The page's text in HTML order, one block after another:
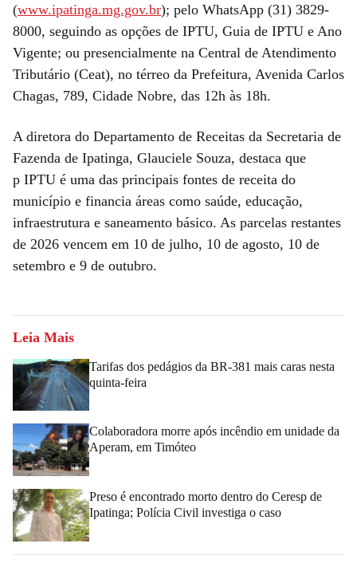
(www.ipatinga.mg.gov.br); pelo WhatsApp (31) 3829-
8000, seguindo as opções de IPTU, Guia de IPTU e Ano
Vigente; ou presencialmente na Central de Atendimento
Tributário (Ceat), no térreo da Prefeitura, Avenida Carlos
Chagas, 789, Cidade Nobre, das 12h às 18h.
A diretora do Departamento de Receitas da Secretaria de
Fazenda de Ipatinga, Glauciele Souza, destaca que
p IPTU é uma das principais fontes de receita do
município e financia áreas como saúde, educação,
infraestrutura e saneamento básico. As parcelas restantes
de 2026 vencem em 10 de julho, 10 de agosto, 10 de
setembro e 9 de outubro.
Leia Mais
Tarifas dos pedágios da BR-381 mais caras nesta
quinta-feira
Colaboradora morre após incêndio em unidade da
Aperam, em Timóteo
Preso é encontrado morto dentro do Ceresp de
Ipatinga; Polícia Civil investiga o caso